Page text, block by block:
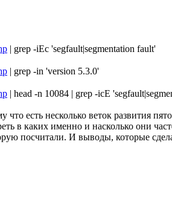
| grep -iEc 'segfault|segmentation fault'
| grep -in 'version 5.3.0'
| head -n 10084 | grep -icE
что есть несколько веток развития
в каких именно и насколько они
посчитали. И выводы, которые